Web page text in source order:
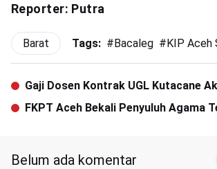
Reporter: Putra
Barat Tags: #Bacaleg #KIP Aceh
Gaji Dosen Kontrak UGL Kutacane
Dibayarkan Untuk 2 Bulan
FKPT Aceh Bekali Penyuluh Agama
Belum ada komentar